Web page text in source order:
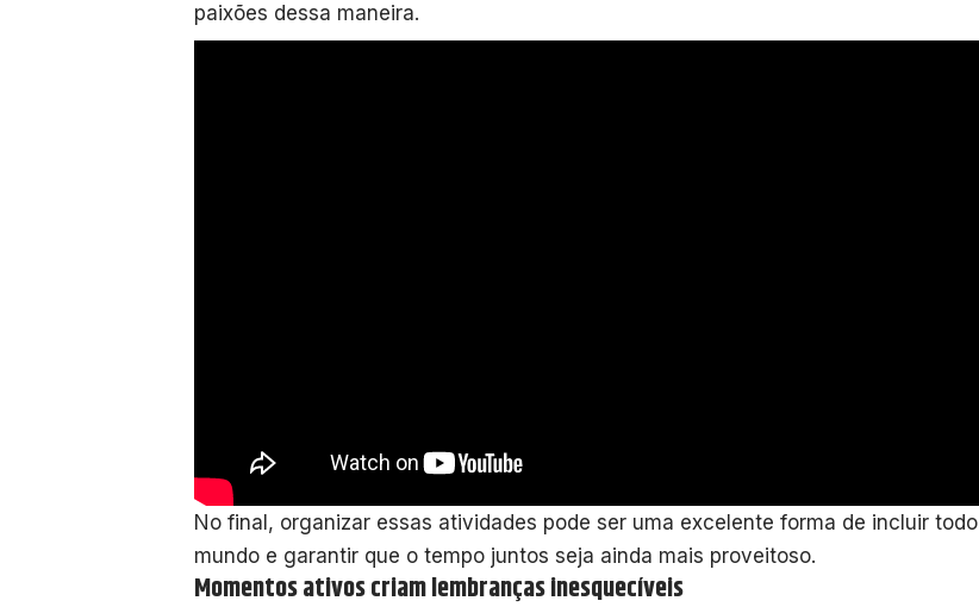
paixões dessa maneira.
No final, organizar essas atividades pode ser uma excelente forma de incluir todo
mundo e garantir que o tempo juntos seja ainda mais proveitoso.
Momentos ativos criam lembranças inesquecíveis